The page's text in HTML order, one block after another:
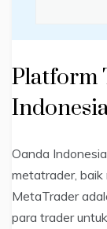
Platform
Oanda
metatrader,
MetaTrader
para trader